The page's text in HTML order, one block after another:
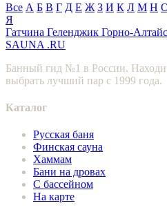
Все А Б В Г Д Е Ж З И К Л М Н
Я
Гатчина Геленджик Горно-
SAUNA .RU
Банный гид №1 в России.
выбрать лучший пар с 1999 года.
Каталог
Русская баня
Финская сауна
Хаммам
Бани на дровах
С бассейном
На карте